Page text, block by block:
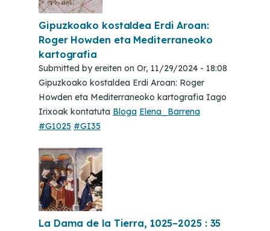
Gipuzkoako kostaldea Erdi Aroan:
Roger Howden eta Mediterraneoko
kartografia
Submitted byereiten on Or, 11/29/2024 - 18:08
Gipuzkoako kostaldea Erdi Aroan: Roger
Howden eta Mediterraneoko kartografia Iago
Irixoak kontatuta Bloga Elena_Barrena
#G1025 #GI35
La Dama de la Tierra, 1025–2025 : 35